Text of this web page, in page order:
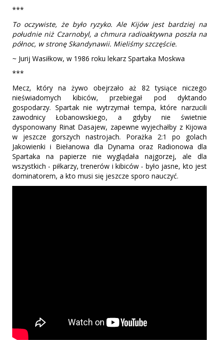
***
To oczywiste, że było ryzyko. Ale Kijów jest bardziej na
południe niż Czarnobyl, a chmura radioaktywna poszła na
północ, w stronę Skandynawii. Mieliśmy szczęście.
~ Jurij Wasiłkow, w 1986 roku lekarz Spartaka Moskwa
***
Mecz, który na żywo obejrzało aż 82 tysiące niczego
nieświadomych kibiców, przebiegał pod dyktando
gospodarzy. Spartak nie wytrzymał tempa, które narzucili
zawodnicy Łobanowskiego, a gdyby nie świetnie
dysponowany Rinat Dasajew, zapewne wyjechałby z Kijowa
w jeszcze gorszych nastrojach. Porażka 2:1 po golach
Jakowienki i Biełanowa dla Dynama oraz Radionowa dla
Spartaka na papierze nie wyglądała najgorzej, ale dla
wszystkich - piłkarzy, trenerów i kibiców - było jasne, kto jest
dominatorem, a kto musi się jeszcze sporo nauczyć.